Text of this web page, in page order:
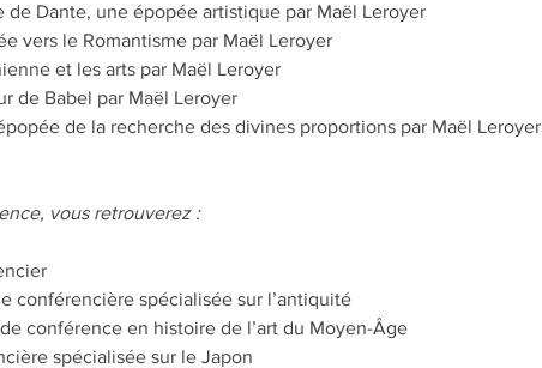
Dante, une épopée artistique par Maël Leroyer
vers le Romantisme par Maël Leroyer
et les arts par Maël Leroyer
de Babel par Maël Leroyer
de la recherche des divines proportions par Maël Leroyer
vous retrouverez :
conférencière spécialisée sur l’antiquité
conférence en histoire de l’art du Moyen-Âge
spécialisée sur le Japon